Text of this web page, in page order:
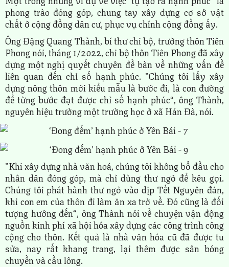
phong trào đóng góp, chung tay xây dựng cơ sở vật
chất ở cộng đồng dân cư, phục vụ chính cộng đồng ấy.
Ông Đặng Quang Thành, bí thư chi bộ, trưởng thôn Tiên
Phong nói, tháng 1/2022, chi bộ thôn Tiên Phong đã xây
dựng một nghị quyết chuyên đề bàn về những vấn đề
liên quan đến chỉ số hạnh phúc. ”Chúng tôi lấy xây
dựng nông thôn mới kiểu mẫu là bước đi, là con đường
để từng bước đạt được chỉ số hạnh phúc“, ông Thành,
nguyên hiệu trưởng một trường học ở xã Hán Đà, nói.
”Khi xây dựng nhà văn hoá, chúng tôi không bổ đầu cho
nhân dân đóng góp, mà chỉ dùng thư ngỏ để kêu gọi.
Chúng tôi phát hành thư ngỏ vào dịp Tết Nguyên đán,
khi con em của thôn đi làm ăn xa trở về. Đó cũng là đối
tượng hướng đến“, ông Thành nói về chuyện vận động
nguồn kinh phí xã hội hóa xây dựng các công trình công
cộng cho thôn. Kết quả là nhà văn hóa cũ đã được tu
sửa, nay rất khang trang, lại thêm được sân bóng
chuyền và cầu lông.